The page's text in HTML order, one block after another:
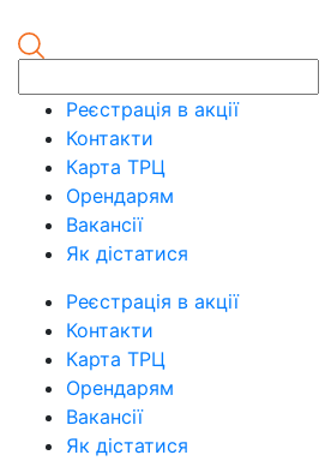
Реєстрація в акції
Контакти
Карта ТРЦ
Орендарям
Вакансії
Як дістатися
Реєстрація в акції
Контакти
Карта ТРЦ
Орендарям
Вакансії
Як дістатися